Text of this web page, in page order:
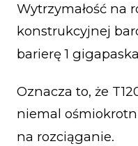
Wytrzymałość na
konstrukcyjnej
barierę 1
Oznacza to, że
niemal
na rozciąganie.